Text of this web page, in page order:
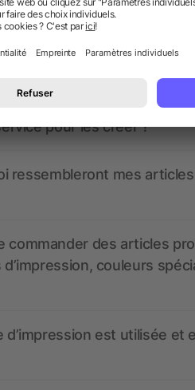
questions ? Nous
les données
pour les créer ?
ressembleront mes
commander des articles
couleurs
d’impression est utilisée et